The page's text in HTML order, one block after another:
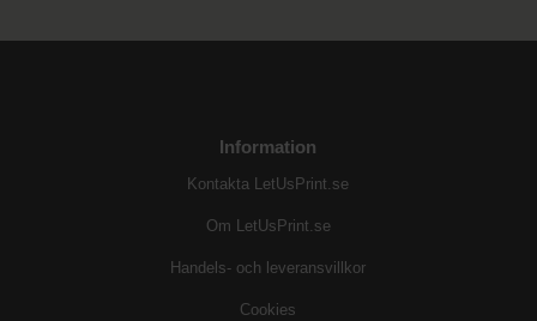
Information
Kontakta LetUsPrint.se
Om LetUsPrint.se
Handels- och leveransvillkor
Cookies